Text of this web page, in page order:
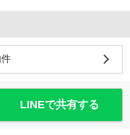
LINEで共有する